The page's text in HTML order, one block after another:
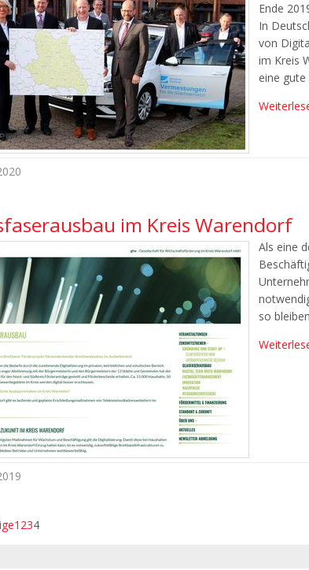
Ende
In
von
im Kreis
eine
im Kreis Warendorf
Als eine
so
1 234